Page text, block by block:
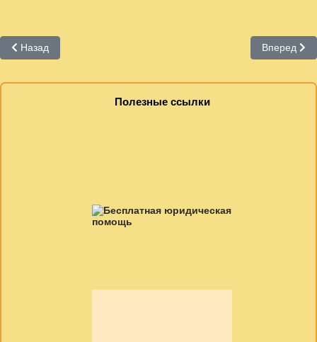
Предыдущий: МФЦ
Назад Вперед
Полезные ссылки